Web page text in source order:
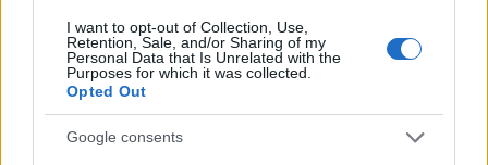
I want to opt-out of Collection, Use,
Retention, Sale, and/or Sharing of my
Personal Data that Is Unrelated with the
Purposes for which it was collected.
Opted Out
Google consents
benyomások. Lehet, hogy ez is jobb, mint a sima
Stella. A…